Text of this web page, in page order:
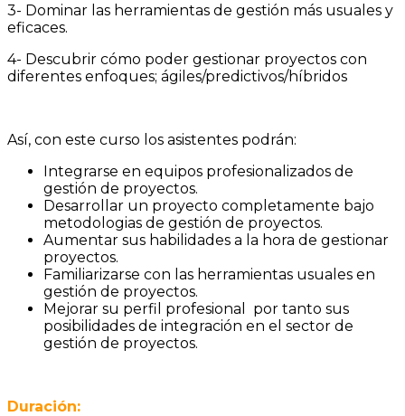
3- Dominar las herramientas de gestión más usuales y
eficaces.
4- Descubrir cómo poder gestionar proyectos con
diferentes enfoques; ágiles/predictivos/híbridos
Así, con este curso los asistentes podrán:
Integrarse en equipos profesionalizados de
gestión de proyectos.
Desarrollar un proyecto completamente bajo
metodologias de gestión de proyectos.
Aumentar sus habilidades a la hora de gestionar
proyectos.
Familiarizarse con las herramientas usuales en
gestión de proyectos.
Mejorar su perfil profesional por tanto sus
posibilidades de integración en el sector de
gestión de proyectos.
Duración: